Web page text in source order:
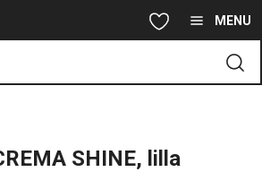
al contenuto principale MENU
SHINE, lilla